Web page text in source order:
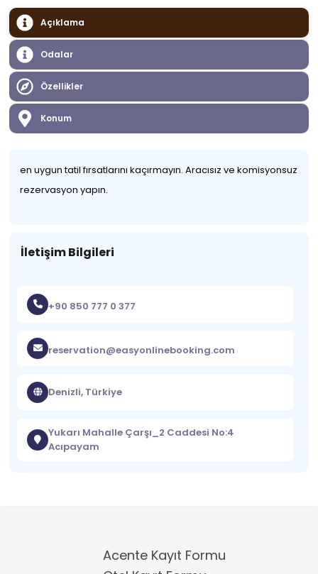
Açıklama
Odalar
Özellikler
Konum
en uygun tatil fırsatlarını kaçırmayın. Aracısız ve komisyonsuz
rezervasyon yapın.
İletişim Bilgileri
+90 850 777 0 377
reservation@easyonlinebooking.com
Denizli, Türkiye
Yukarı Mahalle Çarşı_2 Caddesi No:4
Acıpayam
Acente Kayıt Formu